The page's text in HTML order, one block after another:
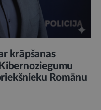
krāpšanas
Romānu